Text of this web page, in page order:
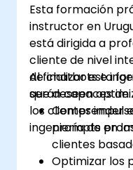
Esta formación
instructor en
está dirigida a
cliente de nivel
de chatbots e
que deseen
los clientes
ingeniería de
Al finalizar esta
serán capaces de:
Comprender
prompts en
clientes
Optimizar los